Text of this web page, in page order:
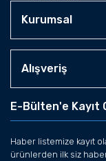
Kurumsal
Alışveriş
E-Bülten'e Kayıt
Haber listemize kayıt
ürünlerden ilk siz